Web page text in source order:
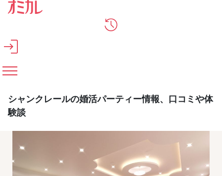
メインコンテンツへスキップ
シャンクレールの婚活パーティー情報、口コミや体
験談